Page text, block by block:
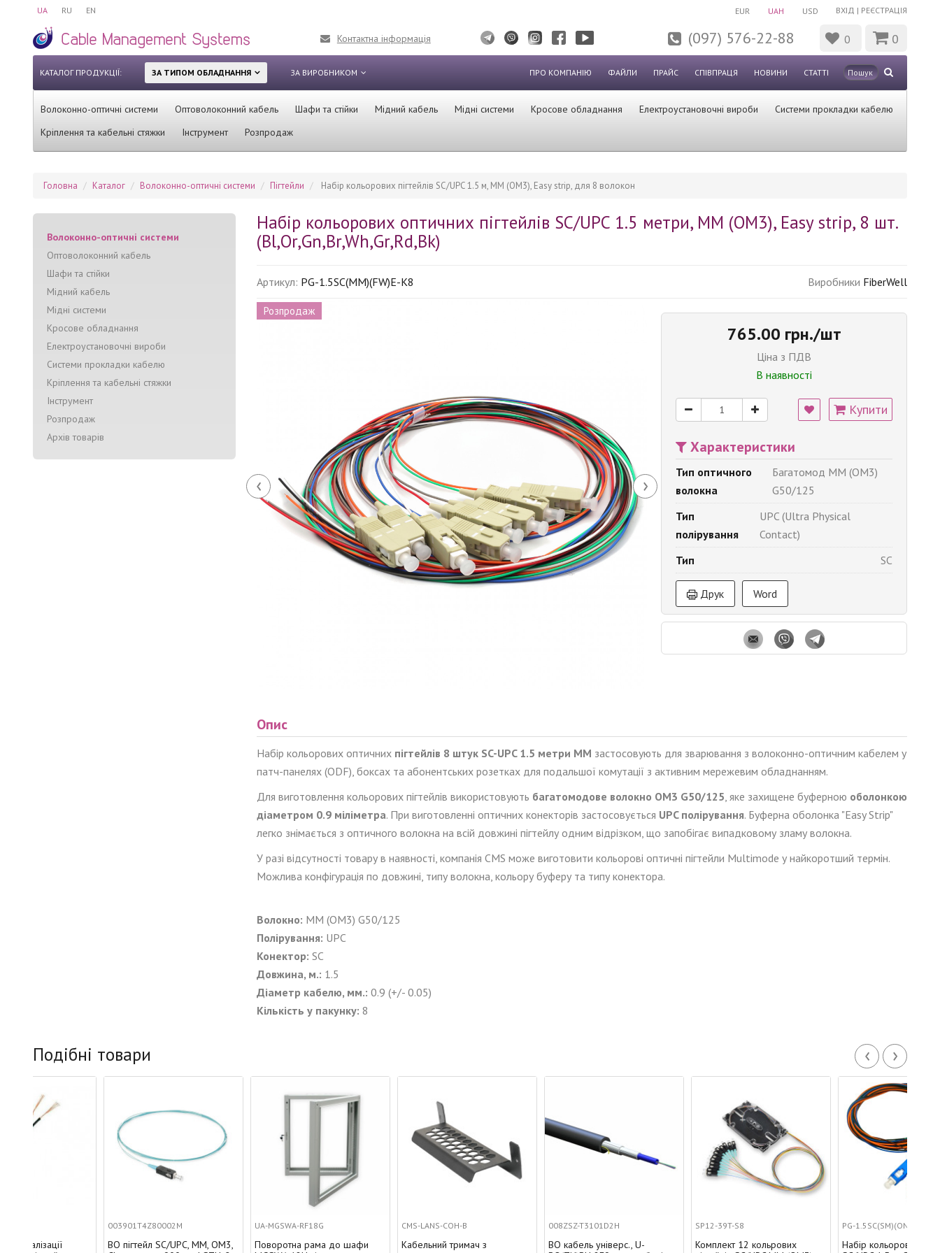
UA RU EN ВХІД | РЕЄСТРАЦІЯ
EUR UAH USD
Контактна інформація (097) 576-22-88 0 0
КАТАЛОГ ПРОДУКЦІЇ: ЗА ТИПОМ ОБЛАДНАННЯ ЗА ВИРОБНИКОМ ПРО КОМПАНІЮ ФАЙЛИ ПРАЙС СПІВПРАЦЯ НОВИНИ СТАТТІ
Волоконно-оптичні системи Оптоволоконний кабель Шафи та стійки Мідний кабель Мідні системи Кросове обладнання Електроустановочні вироби
Системи прокладки кабелю
Кріплення та кабельні стяжки
Інструмент Розпродаж
Головна Каталог Волоконно-оптичні системи Пігтейли Набір кольорових пігтейлів SC/UPC 1.5 м, MM (OM3), Easy strip, для 8 волокон
Волоконно-оптичні системи
Оптоволоконний кабель
Шафи та стійки
Мідний кабель
Мідні системи
Кросове обладнання
Електроустановочні вироби
Системи прокладки кабелю
Кріплення та кабельні стяжки
Інструмент
Розпродаж
Архів товарів
Набір кольорових оптичних пігтейлів SC/UPC 1.5 метри, MM (OM3), Easy strip, 8 шт.
(Bl,Or,Gn,Br,Wh,Gr,Rd,Bk)
Артикул: PG-1.5SC(MM)(FW)E-K8 Виробники FiberWell
Розпродаж
‹ ›
765.00 грн./шт
Ціна з ПДВ
В наявності
Купити
Характеристики
Тип оптичного
волокна
Багатомод MM (OM3)
G50/125
Тип
полірування
UPC (Ultra Physical
Contact)
Тип
SC
Друк Word
Опис
Набір кольорових оптичних пігтейлів 8 штук SC-UPC 1.5 метри MM застосовують для зварювання з волоконно-оптичним кабелем у
патч-панелях (ODF), боксах та абонентських розетках для подальшої комутації з активним мережевим обладнанням.
Для виготовлення кольорових пігтейлів використовують багатомодове волокно OM3 G50/125 , яке захищене буферною оболонкою
діаметром 0.9 міліметра. При виготовленні оптичних конекторів застосовується UPC полірування. Буферна оболонка "Easy Strip"
легко знімається з оптичного волокна на всій довжині пігтейлу одним відрізком, що запобігає випадковому зламу волокна.
У разі відсутності товару в наявності, компанія CMS може виготовити кольорові оптичні пігтейли Multimode у найкоротший термін.
Можлива конфігурація по довжині, типу волокна, кольору буферу та типу конектора.
Волокно: MM (OM3) G50/125
Полірування: UPC
Конектор: SC
Довжина, м.: 1.5
Діаметр кабелю, мм.: 0.9 (+/- 0.05)
Кількість у пакунку: 8
Подібні товари ‹ ›
003901T4Z80002M
ВО пігтейл SC/UPC, MM, OM3,
UA-MGSWA-RF18G
Поворотна рама до шафи
CMS-LANS-COH-B
Кабельний тримач з
008ZSZ-T3101D2H
ВО кабель універс., U-
Комплект 12 кольрових
PG-1.5SC(SM)(ON)E-K4
Набір кольорових пігтейлів